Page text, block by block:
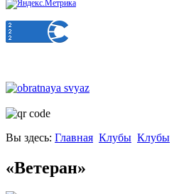
Вы здесь: Главная Клубы Клубы
«Ветеран»